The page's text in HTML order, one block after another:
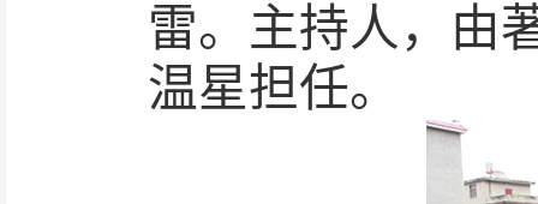
雷。主持人，由
温星担任。